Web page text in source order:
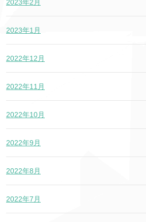
2023年2月
2023年1月
2022年12月
2022年11月
2022年10月
2022年9月
2022年8月
2022年7月